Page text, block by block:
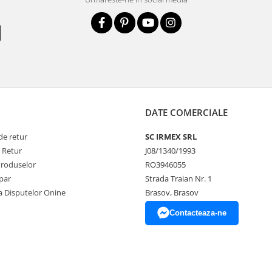
retur
Retur
Disputelor Onine
DATE COMERCIALE
SC IRMEX SRL
J08/1340/1993
RO3946055
Strada Traian Nr. 1
Brasov, Brasov
Contacteaza-ne